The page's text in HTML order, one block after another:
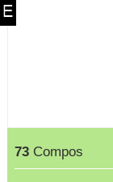
73 Compos